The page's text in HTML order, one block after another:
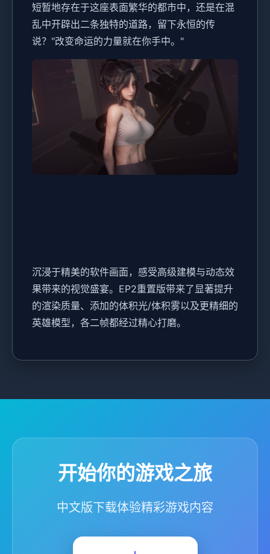
短暂地存在于这座表面繁华的都市中，还是在混
乱中开辟出二条独特的道路，留下永恒的传
说？"改变命运的力量就在你手中。"
沉浸于精美的软件画面，感受高级建模与动态效
果带来的视觉盛宴。EP2重置版带来了显著提升
的渲染质量、添加的体积光/体积雾以及更精细的
英雄模型，各二帧都经过精心打磨。
开始你的游戏之旅
中文版下载体验精彩游戏内容